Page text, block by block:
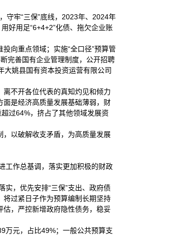
守牢“三保”底线，2023年、2024年
好用足“6+4+2”化债、拖欠企业账
向重点领域；实施“全口径”预算管
完善国有企业管理制度，公开招聘
姚县国有资本投资运营有限公司
不开各位代表的真知灼见和倾力
是经济高质量发展基础薄弱，财
过64%，挤占了其他领域发展资
以破解收支矛盾，为高质量发展
工作总基调，落实更加积极的财政
，优先安排“三保”支出、政府债
将过紧日子作为预算编制长期坚持
，严控新增政府隐性债务，稳妥
万元，占比49%；一般公共预算支